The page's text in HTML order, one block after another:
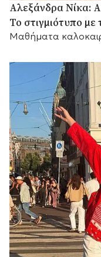
Αλεξάνδρα Νίκα:
Το στιγμιότυπο με
Μαθήματα